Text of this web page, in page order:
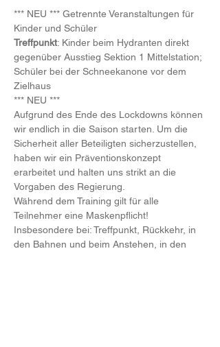
*** NEU *** Getrennte Veranstaltungen für
Kinder und Schüler
Treffpunkt: Kinder beim Hydranten direkt
gegenüber Ausstieg Sektion 1 Mittelstation;
Schüler bei der Schneekanone vor dem
Zielhaus
*** NEU ***
Aufgrund des Ende des Lockdowns können
wir endlich in die Saison starten. Um die
Sicherheit aller Beteiligten sicherzustellen,
haben wir ein Präventionskonzept
erarbeitet und halten uns strikt an die
Vorgaben des Regierung.
Während dem Training gilt für alle
Teilnehmer eine Maskenpflicht!
Insbesondere bei: Treffpunkt, Rückkehr, in
den Bahnen und beim Anstehen, in den